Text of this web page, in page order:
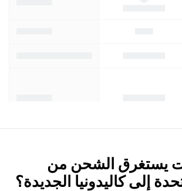
يستغرق الشحن من
إلى كاليدونيا الجديدة؟